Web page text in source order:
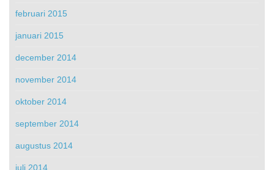
februari 2015
januari 2015
december 2014
november 2014
oktober 2014
september 2014
augustus 2014
juli 2014